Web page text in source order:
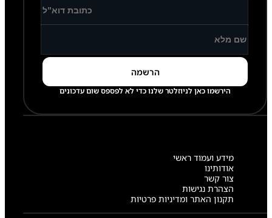
הירשמו כאן לניוזלטר שלנו כדי לא לפספס שום עדכונים
מידע ועמוד ראשי
אודותינו
צור קשר
הצהרת נגישות
תקנון האתר ומדיניות פרטיות